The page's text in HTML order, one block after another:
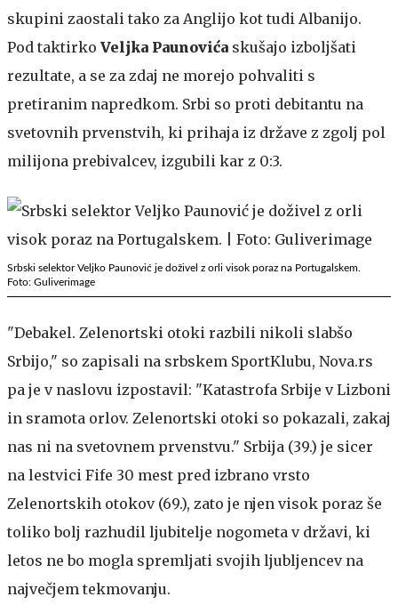
skupini zaostali tako za Anglijo kot tudi Albanijo.
Pod taktirko Veljka Paunovića skušajo izboljšati
rezultate, a se za zdaj ne morejo pohvaliti s
pretiranim napredkom. Srbi so proti debitantu na
svetovnih prvenstvih, ki prihaja iz države z zgolj pol
milijona prebivalcev, izgubili kar z 0:3.
Srbski selektor Veljko Paunović je doživel z orli visok poraz na Portugalskem.
Foto: Guliverimage
"Debakel. Zelenortski otoki razbili nikoli slabšo
Srbijo," so zapisali na srbskem SportKlubu, Nova.rs
pa je v naslovu izpostavil: "Katastrofa Srbije v Lizboni
in sramota orlov. Zelenortski otoki so pokazali, zakaj
nas ni na svetovnem prvenstvu." Srbija (39.) je sicer
na lestvici Fife 30 mest pred izbrano vrsto
Zelenortskih otokov (69.), zato je njen visok poraz še
toliko bolj razhudil ljubitelje nogometa v državi, ki
letos ne bo mogla spremljati svojih ljubljencev na
največjem tekmovanju.